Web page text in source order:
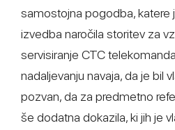
samostojna pogodba, katere
izvedba naročila storitev za
servisiranje CTC
nadaljevanju navaja, da je bil
pozvan, da za predmetno
še dodatna dokazila, ki jih je